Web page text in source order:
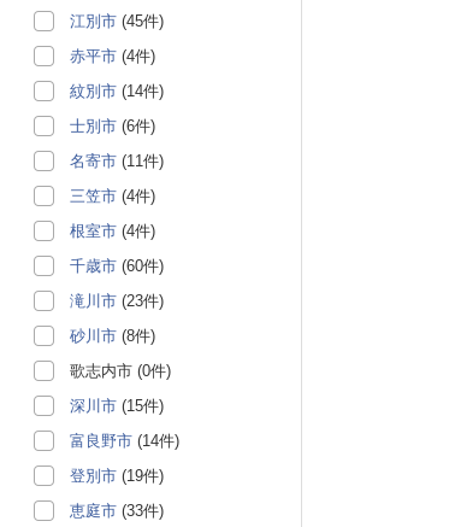
江別市 (45件)
赤平市 (4件)
紋別市 (14件)
士別市 (6件)
名寄市 (11件)
三笠市 (4件)
根室市 (4件)
千歳市 (60件)
滝川市 (23件)
砂川市 (8件)
歌志内市 (0件)
深川市 (15件)
富良野市 (14件)
登別市 (19件)
恵庭市 (33件)